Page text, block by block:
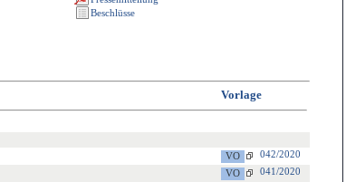
Vorlage
042/2020
041/2020